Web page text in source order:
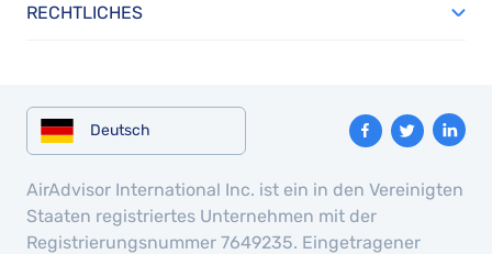
RECHTLICHES
Deutsch
AirAdvisor International Inc. ist ein in den Vereinigten
Staaten registriertes Unternehmen mit der
Registrierungsnummer 7649235. Eingetragener